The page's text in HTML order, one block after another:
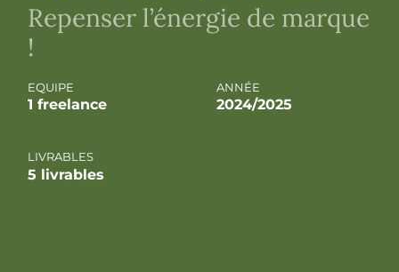
Repenser l’énergie de marque
!
EQUIPE
1 freelance
ANNÉE
2024/2025
LIVRABLES
5 livrables